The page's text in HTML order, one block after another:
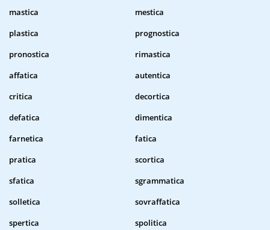
mastica
mestica
plastica
prognostica
pronostica
rimastica
affatica
autentica
critica
decortica
defatica
dimentica
farnetica
fatica
pratica
scortica
sfatica
sgrammatica
solletica
sovraffatica
spertica
spolitica